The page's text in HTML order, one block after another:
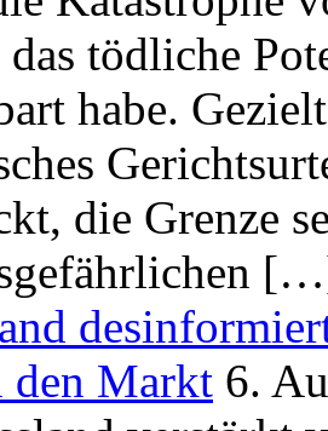
das tödliche
habe.
die Grenze
den Markt 6.